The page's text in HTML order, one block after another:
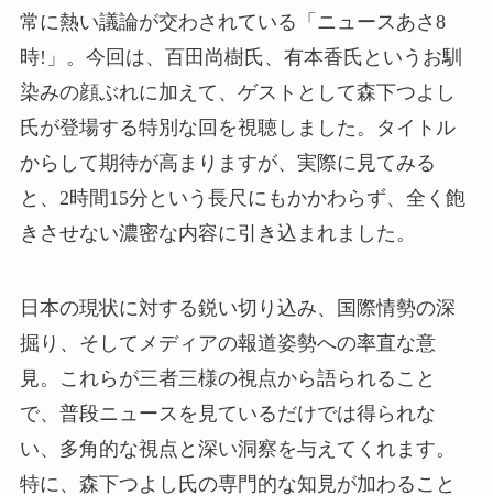
常に熱い議論が交わされている「ニュースあさ8
時!」。今回は、百田尚樹氏、有本香氏というお馴
染みの顔ぶれに加えて、ゲストとして森下つよし
氏が登場する特別な回を視聴しました。タイトル
からして期待が高まりますが、実際に見てみる
と、2時間15分という長尺にもかかわらず、全く飽
きさせない濃密な内容に引き込まれました。
日本の現状に対する鋭い切り込み、国際情勢の深
掘り、そしてメディアの報道姿勢への率直な意
見。これらが三者三様の視点から語られること
で、普段ニュースを見ているだけでは得られな
い、多角的な視点と深い洞察を与えてくれます。
特に、森下つよし氏の専門的な知見が加わること